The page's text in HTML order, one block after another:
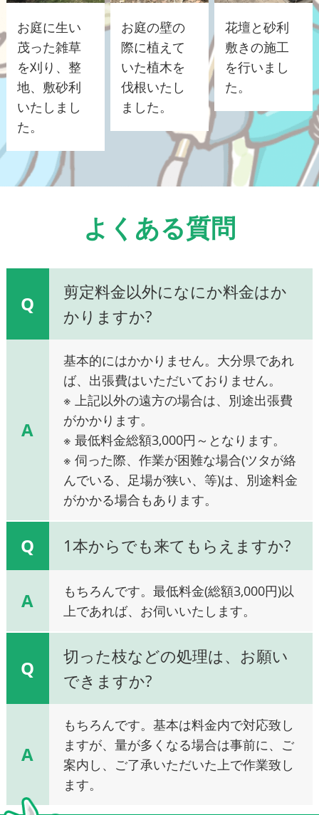
お庭に生い
茂った雑草
を刈り、整
地、敷砂利
いたしまし
た。
お庭の壁の
際に植えて
いた植木を
伐根いたし
ました。
花壇と砂利
敷きの施工
を行いまし
た。
よくある質問
Q
剪定料金以外になにか料金はか
かりますか?
A
基本的にはかかりません。大分県であれ
ば、出張費はいただいておりません。
※ 上記以外の遠方の場合は、別途出張費
がかかります。
※ 最低料金総額3,000円～となります。
※ 伺った際、作業が困難な場合(ツタが絡
んでいる、足場が狭い、等)は、別途料金
がかかる場合もあります。
Q 1本からでも来てもらえますか?
A
もちろんです。最低料金(総額3,000円)以
上であれば、お伺いいたします。
Q
切った枝などの処理は、お願い
できますか?
A
もちろんです。基本は料金内で対応致し
ますが、量が多くなる場合は事前に、ご
案内し、ご了承いただいた上で作業致し
ます。